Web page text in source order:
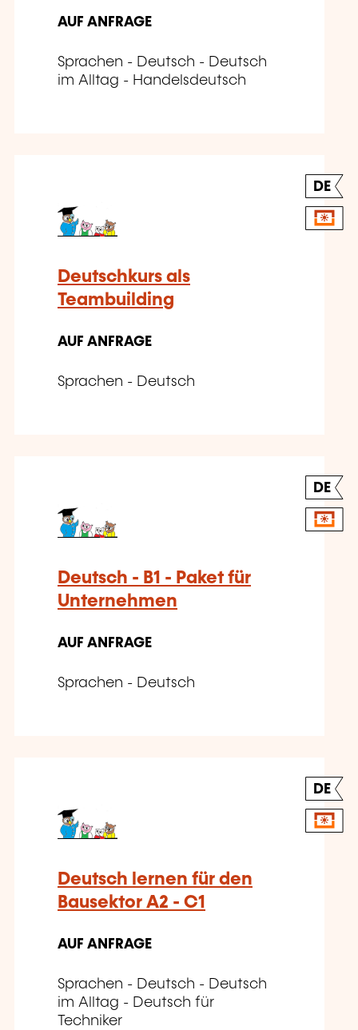
AUF ANFRAGE
Sprachen - Deutsch - Deutsch
im Alltag - Handelsdeutsch
DE
Deutschkurs als
Teambuilding
AUF ANFRAGE
Sprachen - Deutsch
DE
Deutsch - B1 - Paket für
Unternehmen
AUF ANFRAGE
Sprachen - Deutsch
DE
Deutsch lernen für den
Bausektor A2 - C1
AUF ANFRAGE
Sprachen - Deutsch - Deutsch
im Alltag - Deutsch für
Techniker